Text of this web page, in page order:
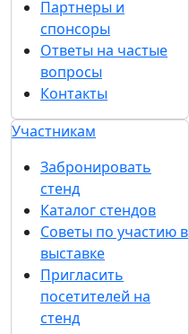
Партнеры и
спонсоры
Ответы на частые
вопросы
Контакты
Участникам
Забронировать
стенд
Каталог стендов
Советы по участию в
выставке
Пригласить
посетителей на
стенд